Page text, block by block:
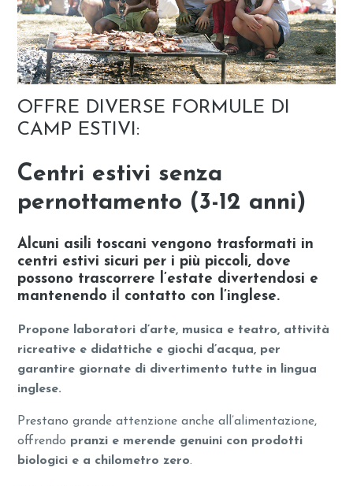
OFFRE DIVERSE FORMULE DI
CAMP ESTIVI:
Centri estivi senza
pernottamento (3-12 anni)
Alcuni asili toscani vengono trasformati in
centri estivi sicuri per i più piccoli, dove
possono trascorrere l’estate divertendosi e
mantenendo il contatto con l’inglese.
Propone laboratori d’arte, musica e teatro, attività
ricreative e didattiche e giochi d’acqua, per
garantire giornate di divertimento tutte in lingua
inglese.
Prestano grande attenzione anche all’alimentazione,
offrendo pranzi e merende genuini con prodotti
biologici e a chilometro zero.